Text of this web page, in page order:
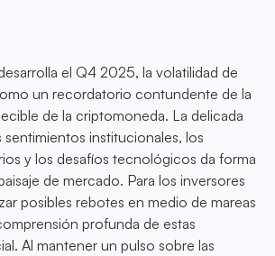
el Q4 2025, la volatilidad de
un recordatorio contundente de la
de la criptomoneda. La delicada
institucionales, los
y los desafíos tecnológicos da forma
de mercado. Para los inversores
posibles rebotes en medio de mareas
profunda de estas
Al mantener un pulso sobre las